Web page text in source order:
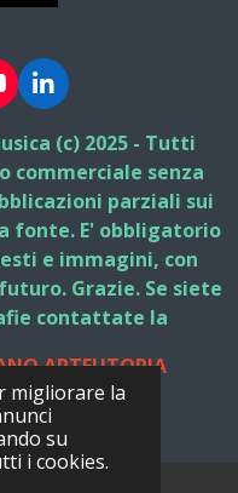
migliorare la
su
i cookies.
L
i
n
k
e
d
I
n
(c) 2025 - Tutti
senza
parziali sui
fonte. E' obbligatorio
e immagini, con
Grazie. Se siete
contattate la
ARTEUTOPIA
di Musica